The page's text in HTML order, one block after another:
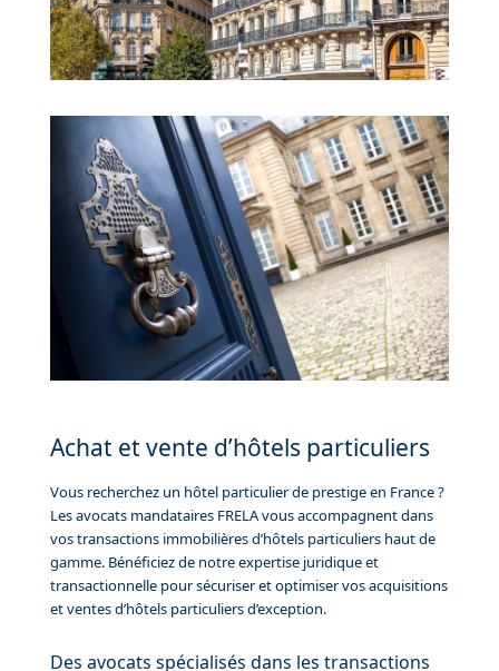
Achat et vente d’hôtels particuliers
Vous recherchez un hôtel particulier de prestige en France ?
Les avocats mandataires FRELA vous accompagnent dans
vos transactions immobilières d’hôtels particuliers haut de
gamme. Bénéficiez de notre expertise juridique et
transactionnelle pour sécuriser et optimiser vos acquisitions
et ventes d’hôtels particuliers d’exception.
Des avocats spécialisés dans les transactions